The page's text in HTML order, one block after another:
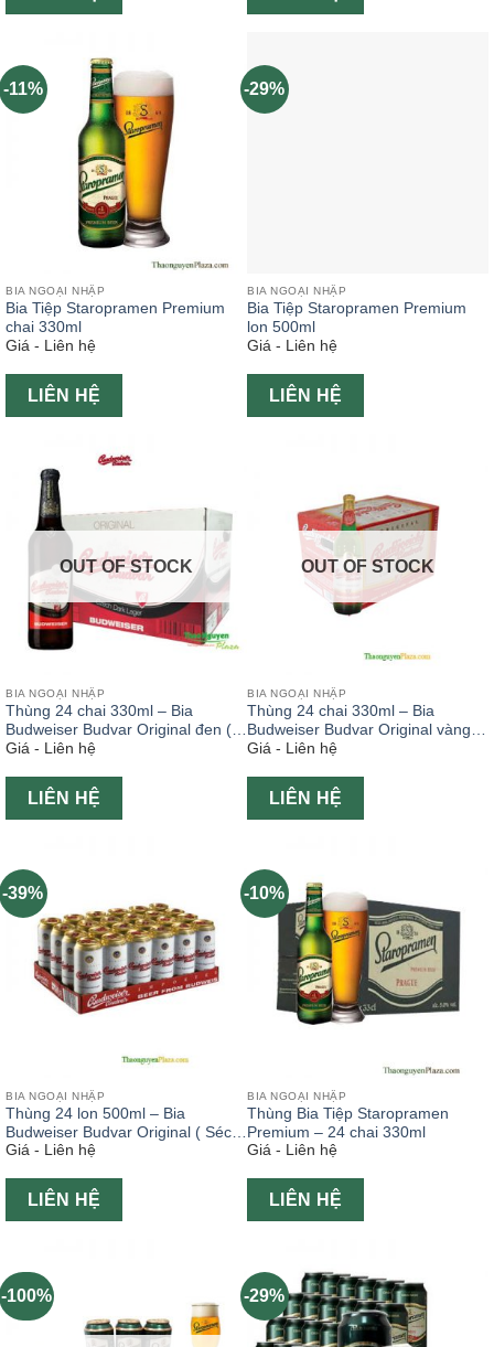
-11%
BIA NGOẠI NHẬP
Bia Tiệp Staropramen Premium
chai 330ml
Giá - Liên hệ
LIÊN HỆ
-29%
BIA NGOẠI NHẬP
Bia Tiệp Staropramen Premium
lon 500ml
Giá - Liên hệ
LIÊN HỆ
OUT OF STOCK
BIA NGOẠI NHẬP
Thùng 24 chai 330ml – Bia
Budweiser Budvar Original đen (
Séc – Bia ngoại )
Giá - Liên hệ
LIÊN HỆ
OUT OF STOCK
BIA NGOẠI NHẬP
Thùng 24 chai 330ml – Bia
Budweiser Budvar Original vàng (
Séc – Bia ngoại )
Giá - Liên hệ
LIÊN HỆ
-39%
BIA NGOẠI NHẬP
Thùng 24 lon 500ml – Bia
Budweiser Budvar Original ( Séc –
Bia ngoại )
Giá - Liên hệ
LIÊN HỆ
-10%
BIA NGOẠI NHẬP
Thùng Bia Tiệp Staropramen
Premium – 24 chai 330ml
Giá - Liên hệ
LIÊN HỆ
-100% -29%